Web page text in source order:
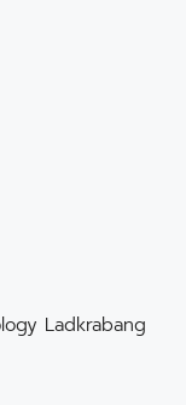
Ladkrabang